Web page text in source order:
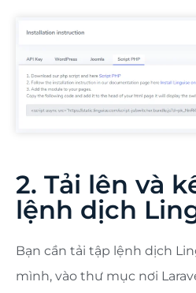
2. Tải lên và
lệnh dịch
Bạn cần tải tập lệnh dịch
mình, vào thư mục nơi